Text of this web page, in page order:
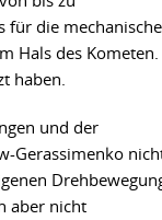
für die
Hals des Kometen.
haben.
und der
Gerassimenko
aber nicht